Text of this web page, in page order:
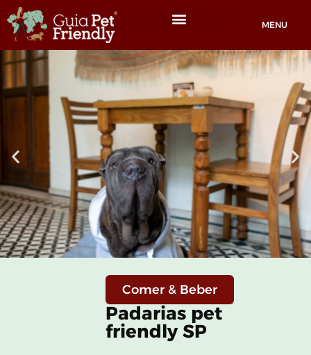
MENU
Comer & Beber
Padarias pet
friendly SP